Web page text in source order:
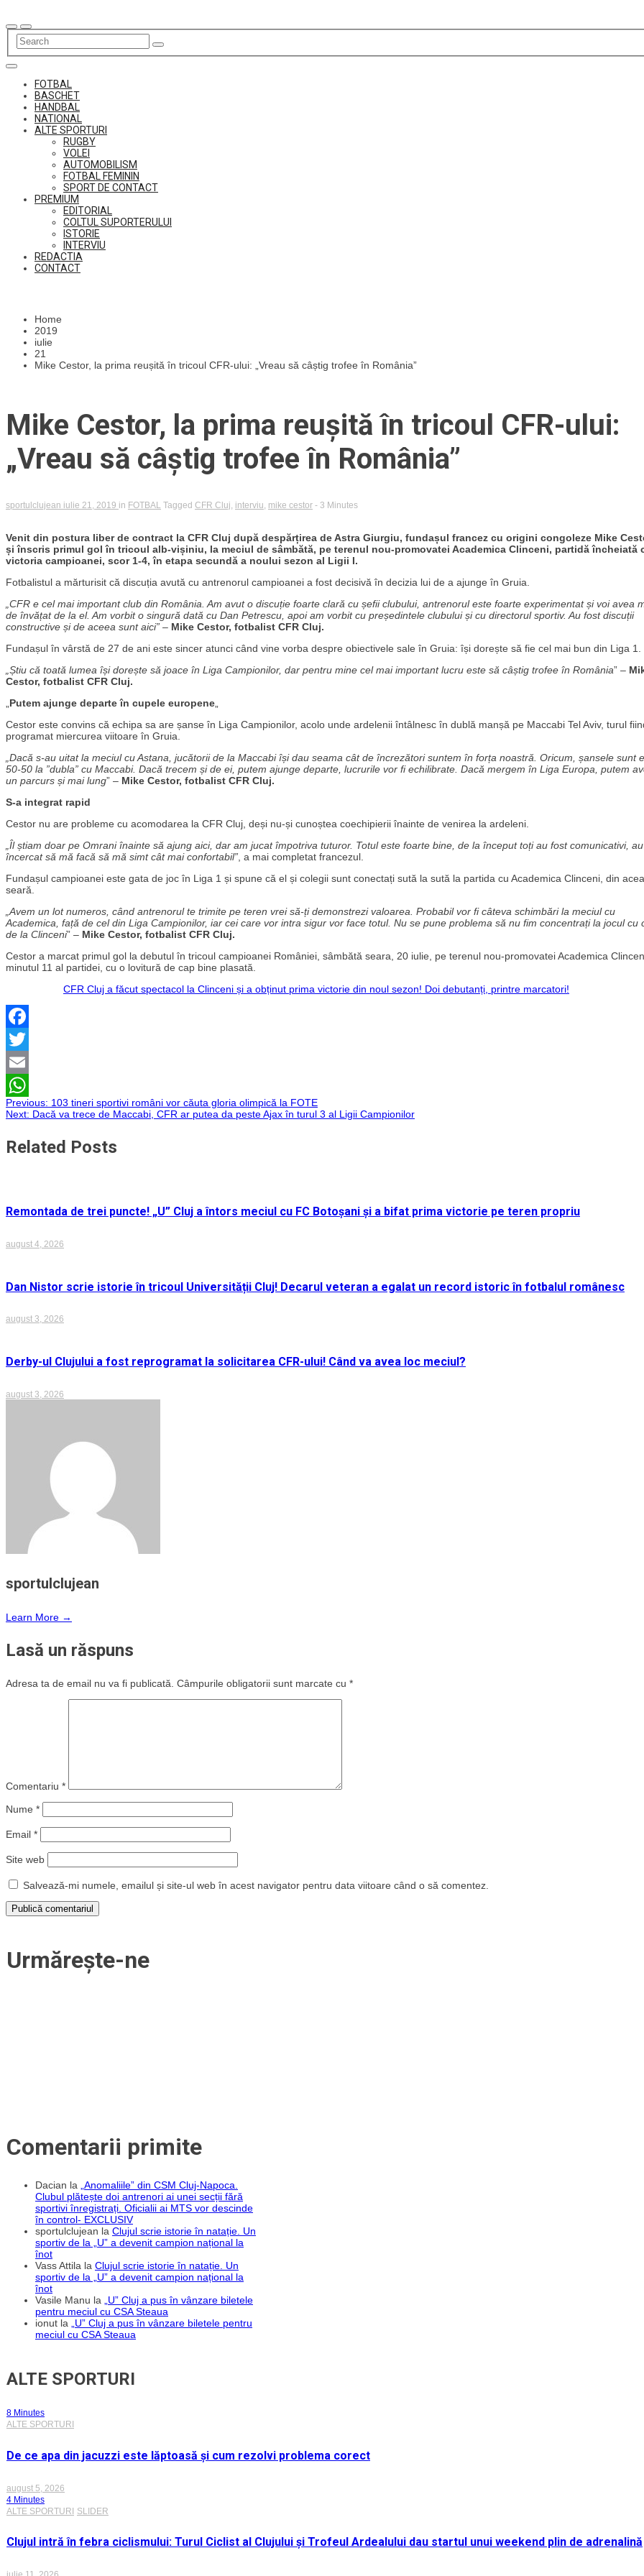
to
content
FOTBAL
BASCHET
HANDBAL
NATIONAL
ALTE SPORTURI
RUGBY
VOLEI
AUTOMOBILISM
FOTBAL FEMININ
SPORT DE CONTACT
PREMIUM
EDITORIAL
COLTUL SUPORTERULUI
ISTORIE
INTERVIU
REDACTIA
CONTACT
Home
2019
iulie
21
Mike Cestor, la prima reușită în tricoul CFR-ului: „Vreau să câștig trofee în România”
Mike Cestor, la prima reușită în tricoul CFR-ului:
„Vreau să câștig trofee în România”
sportulclujean iulie 21, 2019 in FOTBAL Tagged CFR Cluj interviu mike cestor - 3 Minutes
Venit din postura liber de contract la CFR Cluj după despărțirea de Astra Giurgiu, fundașul francez cu origini congoleze Mike
și înscris primul gol în tricoul alb-vișiniu, la meciul de sâmbătă, pe terenul nou-promovatei Academica Clinceni, partidă încheiată
victoria campioanei, scor 1-4, în etapa secundă a noului sezon al Ligii I.
Fotbalistul a mărturisit că discuția avută cu antrenorul campioanei a fost decisivă în decizia lui de a ajunge în Gruia.
„CFR e cel mai important club din România. Am avut o discuție foarte clară cu șefii clubului, antrenorul este foarte experimentat și voi avea
de învățat de la el. Am vorbit o singură dată cu Dan Petrescu, apoi am vorbit cu președintele clubului și cu directorul sportiv. Au fost discuții
constructive și de aceea sunt aici” – Mike Cestor, fotbalist CFR Cluj.
Fundașul în vârstă de 27 de ani este sincer atunci când vine vorba despre obiectivele sale în Gruia: își dorește să fie cel mai bun din Liga 1.
„Știu că toată lumea își dorește să joace în Liga Campionilor, dar pentru mine cel mai important lucru este să câștig trofee în România” –
Cestor, fotbalist CFR Cluj.
Putem ajunge departe în cupele europene
Cestor este convins că echipa sa are șanse în Liga Campionilor, acolo unde ardelenii întâlnesc în dublă manșă pe Maccabi Tel Aviv, turul
programat miercurea viitoare în Gruia.
„Dacă s-au uitat la meciul cu Astana, jucătorii de la Maccabi își dau seama cât de încrezători suntem în forța noastră. Oricum, șansele sunt
50-50 la ”dubla” cu Maccabi. Dacă trecem și de ei, putem ajunge departe, lucrurile vor fi echilibrate. Dacă mergem în Liga Europa, putem
un parcurs și mai lung” – Mike Cestor, fotbalist CFR Cluj.
S-a integrat rapid
Cestor nu are probleme cu acomodarea la CFR Cluj, deși nu-și cunoștea coechipierii înainte de venirea la ardeleni.
„Îl știam doar pe Omrani înainte să ajung aici, dar am jucat împotriva tuturor. Totul este foarte bine, de la început toți au fost comunicativi, au
încercat să mă facă să mă simt cât mai confortabil” , a mai completat francezul.
Fundașul campioanei este gata de joc în Liga 1 și spune că el și colegii sunt conectați sută la sută la partida cu Academica Clinceni, din
seară.
„Avem un lot numeros, când antrenorul te trimite pe teren vrei să-ți demonstrezi valoarea. Probabil vor fi câteva schimbări la meciul cu
Academica, față de cel din Liga Campionilor, iar cei care vor intra sigur vor face totul. Nu se pune problema să nu fim concentrați la jocul cu
de la Clinceni” – Mike Cestor, fotbalist CFR Cluj.
Cestor a marcat primul gol la debutul în tricoul campioanei României, sâmbătă seara, 20 iulie, pe terenul nou-promovatei Academica
minutul 11 al partidei, cu o lovitură de cap bine plasată.
CFR Cluj a făcut spectacol la Clinceni și a obținut prima victorie din noul sezon! Doi debutanți, printre marcatori!
Facebook
Twitter
Email
WhatsApp
Navigare
în
Previous: 103 tineri sportivi români vor căuta gloria olimpică la FOTE
Next: Dacă va trece de Maccabi, CFR ar putea da peste Ajax în turul 3 al Ligii Campionilor
Related Posts
Remontada de trei puncte! „U” Cluj a întors meciul cu FC Botoșani și a bifat prima victorie pe teren propriu
august 4, 2026
Dan Nistor scrie istorie în tricoul Universității Cluj! Decarul veteran a egalat un record istoric în fotbalul românesc
august 3, 2026
Derby-ul Clujului a fost reprogramat la solicitarea CFR-ului! Când va avea loc meciul?
august 3, 2026
sportulclujean
Learn More →
Lasă un răspuns
Adresa ta de email nu va fi publicată. Câmpurile obligatorii sunt marcate cu *
Comentariu *
Nume *
Email *
Site web
Salvează-mi numele, emailul și site-ul web în acest navigator pentru data viitoare când o să comentez.
Urmărește-ne
Comentarii primite
Dacian la „Anomaliile” din CSM Cluj-Napoca.
Clubul plătește doi antrenori ai unei secții fără
sportivi înregistrați. Oficialii ai MTS vor descinde
în control- EXCLUSIV
sportulclujean la Clujul scrie istorie în natație. Un
sportiv de la „U” a devenit campion național la
înot
Vass Attila la Clujul scrie istorie în natație. Un
sportiv de la „U” a devenit campion național la
înot
Vasile Manu la „U” Cluj a pus în vânzare biletele
pentru meciul cu CSA Steaua
ionut la „U” Cluj a pus în vânzare biletele pentru
meciul cu CSA Steaua
ALTE SPORTURI
8 Minutes
ALTE SPORTURI
De ce apa din jacuzzi este lăptoasă și cum rezolvi problema corect
august 5, 2026
4 Minutes
ALTE SPORTURI SLIDER
Clujul intră în febra ciclismului: Turul Ciclist al Clujului și Trofeul Ardealului dau startul unui weekend plin de adrenalină